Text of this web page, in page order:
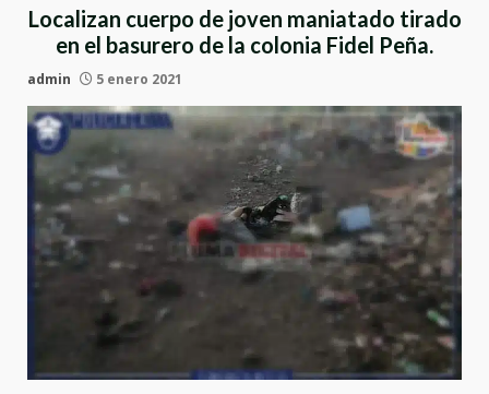
Localizan cuerpo de joven maniatado tirado
en el basurero de la colonia Fidel Peña.
admin 5 enero 2021